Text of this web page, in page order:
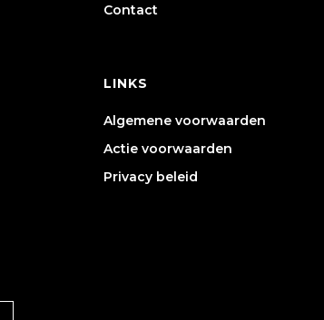
Contact
LINKS
Algemene voorwaarden
Actie voorwaarden
Privacy beleid